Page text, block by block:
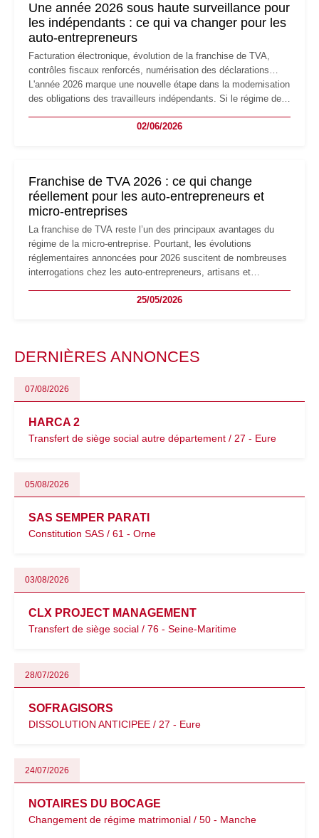
Une année 2026 sous haute surveillance pour
les indépendants : ce qui va changer pour les
auto-entrepreneurs
Facturation électronique, évolution de la franchise de TVA,
contrôles fiscaux renforcés, numérisation des déclarations…
L'année 2026 marque une nouvelle étape dans la modernisation
des obligations des travailleurs indépendants. Si le régime de
les auto-entrepreneurs devront s'adapter à un environnement
02/06/2026
Franchise de TVA 2026 : ce qui change
réellement pour les auto-entrepreneurs et
micro-entreprises
La franchise de TVA reste l’un des principaux avantages du
régime de la micro-entreprise. Pourtant, les évolutions
réglementaires annoncées pour 2026 suscitent de nombreuses
interrogations chez les auto-entrepreneurs, artisans et
facturation ou risque de bascule vers la TVA : les règles
25/05/2026
DERNIÈRES ANNONCES
07/08/2026
HARCA 2
Transfert de siège social autre département / 27 - Eure
05/08/2026
SAS SEMPER PARATI
Constitution SAS / 61 - Orne
03/08/2026
CLX PROJECT MANAGEMENT
Transfert de siège social / 76 - Seine-Maritime
28/07/2026
SOFRAGISORS
DISSOLUTION ANTICIPEE / 27 - Eure
24/07/2026
NOTAIRES DU BOCAGE
Changement de régime matrimonial / 50 - Manche